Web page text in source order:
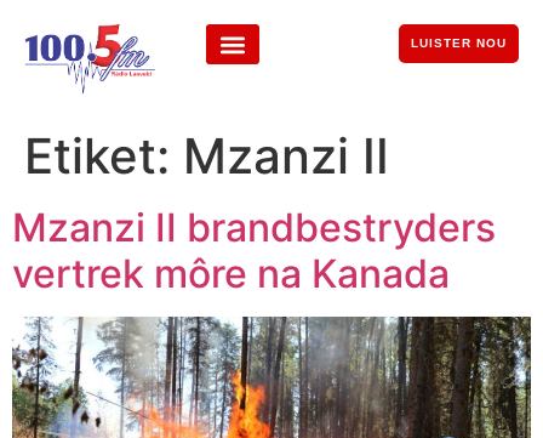
LUISTER NOU
Etiket: Mzanzi II
Mzanzi II brandbestryders
vertrek môre na Kanada